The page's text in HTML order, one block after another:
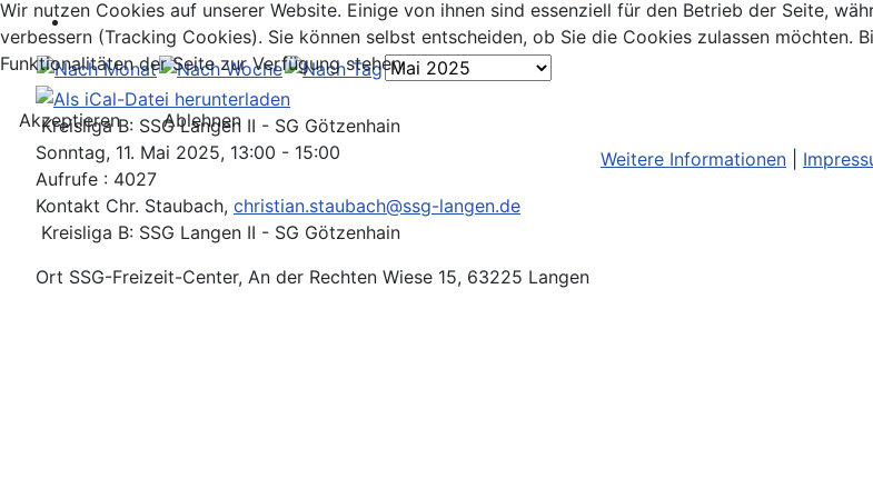
Kreisliga B: SSG Langen II - SG Götzenhain
Sonntag, 11. Mai 2025, 13:00 - 15:00
Aufrufe : 4027
Kontakt Chr. Staubach, christian.staubach@ssg-langen.de
Kreisliga B: SSG Langen II - SG Götzenhain
Ort SSG-Freizeit-Center, An der Rechten Wiese 15, 63225 Langen
Wir nutzen Cookies auf unserer Website. Einige von ihnen sind essenziell für den Betrieb der Seite,
verbessern (Tracking Cookies). Sie können selbst entscheiden, ob Sie die Cookies zulassen
Funktionalitäten der Seite zur Verfügung stehen.
Akzeptieren
Ablehnen
Weitere Informationen